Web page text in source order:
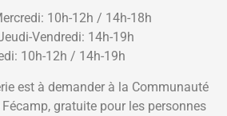
10h-12h / 14h-18h
Vendredi: 14h-19h
10h-12h / 14h-19h
est à demander à la Communauté
gratuite pour les personnes